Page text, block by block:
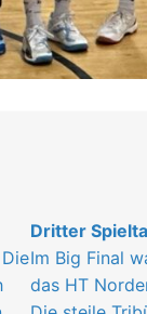
Dritter
Im Big Final
das HT